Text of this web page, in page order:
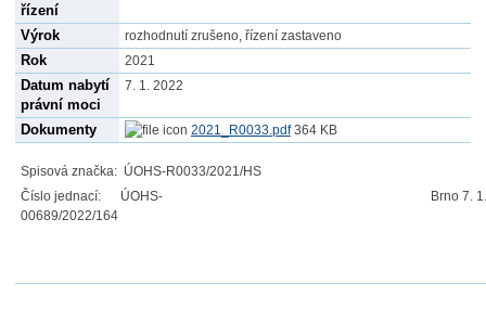
řízení
Výrok rozhodnutí zrušeno, řízení zastaveno
Rok 2021
Datum nabytí
právní moci
7. 1. 2022
Dokumenty 2021_R0033.pdf364 KB
Spisová značka: ÚOHS-R0033/2021/HS
Číslo jednací: ÚOHS-
00689/2022/164
Brno 7.